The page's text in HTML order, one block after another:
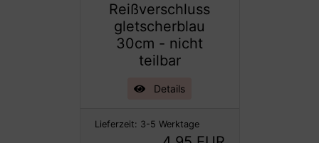
Reißverschluss
gletscherblau
30cm - nicht
teilbar
Details
Lieferzeit: 3-5 Werktage